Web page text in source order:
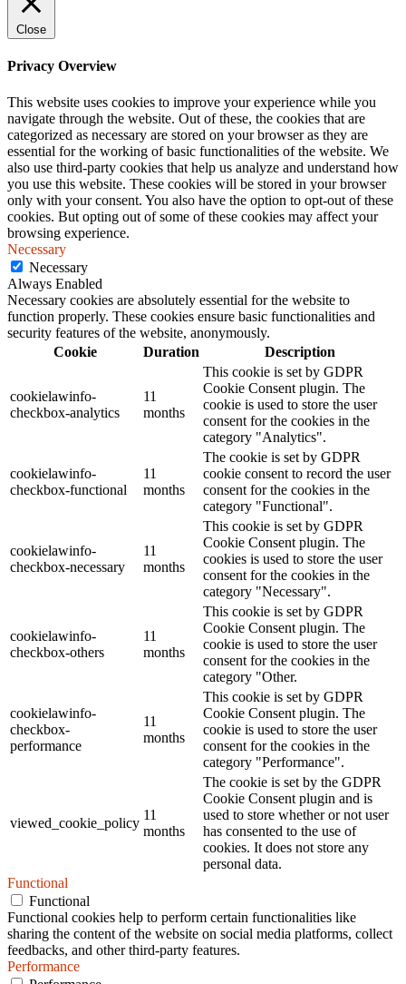
Close
Privacy Overview
This website uses cookies to improve your experience while you
navigate through the website. Out of these, the cookies that are
categorized as necessary are stored on your browser as they are
essential for the working of basic functionalities of the website. We
also use third-party cookies that help us analyze and understand how
you use this website. These cookies will be stored in your browser
only with your consent. You also have the option to opt-out of these
cookies. But opting out of some of these cookies may affect your
browsing experience.
Necessary
Necessary
Always Enabled
Necessary cookies are absolutely essential for the website to
function properly. These cookies ensure basic functionalities and
security features of the website, anonymously.
Cookie
Duration Description
cookielawinfo-
checkbox-analytics
11
months
This cookie is set by GDPR
Cookie Consent plugin. The
cookie is used to store the user
consent for the cookies in the
category "Analytics".
cookielawinfo-
checkbox-functional
11
months
The cookie is set by GDPR
cookie consent to record the user
consent for the cookies in the
category "Functional".
cookielawinfo-
checkbox-necessary
11
months
This cookie is set by GDPR
Cookie Consent plugin. The
cookies is used to store the user
consent for the cookies in the
category "Necessary".
cookielawinfo-
checkbox-others
11
months
This cookie is set by GDPR
Cookie Consent plugin. The
cookie is used to store the user
consent for the cookies in the
category "Other.
cookielawinfo-
checkbox-
performance
11
months
This cookie is set by GDPR
Cookie Consent plugin. The
cookie is used to store the user
consent for the cookies in the
category "Performance".
viewed_cookie_policy
11
months
The cookie is set by the GDPR
Cookie Consent plugin and is
used to store whether or not user
has consented to the use of
cookies. It does not store any
personal data.
Functional
Functional
Functional cookies help to perform certain functionalities like
sharing the content of the website on social media platforms, collect
feedbacks, and other third-party features.
Performance